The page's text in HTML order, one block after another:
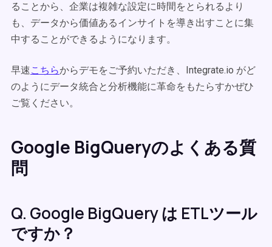
ることから、企業は複雑な設定に時間をとられるより
も、データから価値あるインサイトを導き出すことに集
中することができるようになります。
早速こちらからデモをご予約いただき、Integrate.io がど
のようにデータ統合と分析機能に革命をもたらすかぜひ
ご覧ください。
Google BigQueryのよくある質
問
Q. Google BigQuery は ETLツール
ですか？